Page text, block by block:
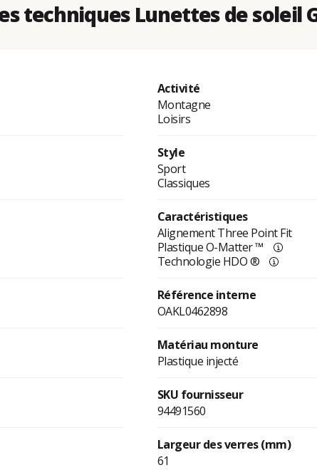
techniques Lunettes de soleil
Activité
Montagne
Loisirs
Style
Sport
Classiques
Caractéristiques
Alignement Three Point Fit
Plastique O-Matter ™
Technologie HDO ®
Référence interne
OAKL0462898
Matériau monture
Plastique injecté
SKU fournisseur
94491560
Largeur des verres (mm)
61